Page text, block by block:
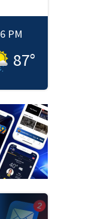
6 PM
87°